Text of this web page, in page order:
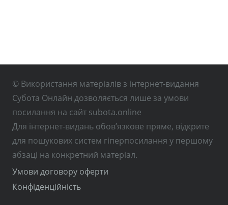
© Використання матеріалів з інтернет-видання
Субота Онлайн дозволяється лише за умови
посилання на сайт subota.online
Для інтернет-видань обов’язкове пряме, відкрите
для пошукових систем гіперпосилання у першому
абзаці на конкретний матеріал.
Умови договору оферти
Конфіденційність